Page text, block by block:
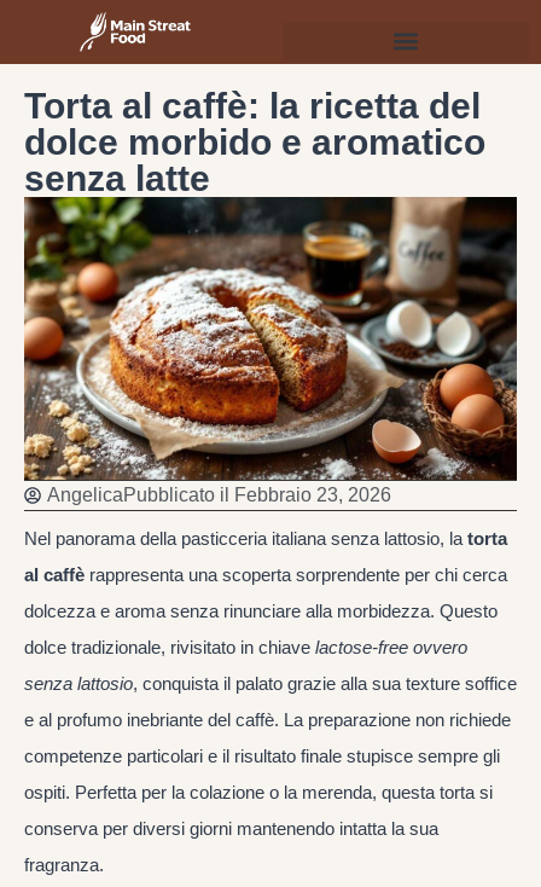
Torta al caffè: la ricetta del
dolce morbido e aromatico
senza latte
AngelicaPubblicato il Febbraio 23, 2026
Nel panorama della pasticceria italiana senza lattosio, la torta
al caffè rappresenta una scoperta sorprendente per chi cerca
dolcezza e aroma senza rinunciare alla morbidezza. Questo
dolce tradizionale, rivisitato in chiave lactose-free ovvero
senza lattosio, conquista il palato grazie alla sua texture soffice
e al profumo inebriante del caffè. La preparazione non richiede
competenze particolari e il risultato finale stupisce sempre gli
ospiti. Perfetta per la colazione o la merenda, questa torta si
conserva per diversi giorni mantenendo intatta la sua
fragranza.